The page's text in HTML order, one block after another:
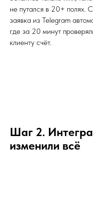
не путался в 20+ полях.
заявка из Telegram
где за 20 минут
клиенту счёт.
Шаг 2.
изменили всё